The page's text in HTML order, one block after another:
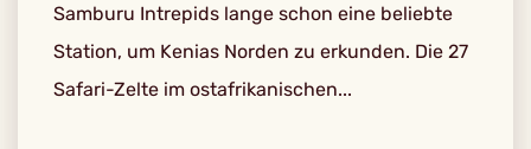
Samburu Intrepids lange schon eine beliebte
Station, um Kenias Norden zu erkunden. Die 27
Safari-Zelte im ostafrikanischen...